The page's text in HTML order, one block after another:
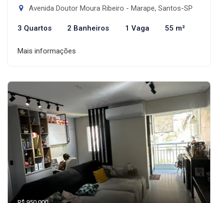
Avenida Doutor Moura Ribeiro - Marape, Santos-SP
3 Quartos 2 Banheiros 1 Vaga 55 m²
Mais informações